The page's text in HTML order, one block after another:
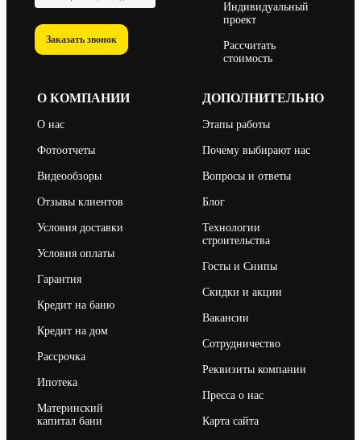
Заказать звонок
Индивидуальный
проект
Рассчитать
стоимость
О КОМПАНИИ
О нас
Фотоотчеты
Видеообзоры
Отзывы клиентов
Условия доставки
Условия оплаты
Гарантия
Кредит на баню
Кредит на дом
Рассрочка
Ипотека
Материнский
капитал бани
ДОПОЛНИТЕЛЬНО
Этапы работы
Почему выбирают нас
Вопросы и ответы
Блог
Технологии
строительства
Госты и Снипы
Скидки и акции
Вакансии
Сотрудничество
Реквизиты компании
Пресса о нас
Карта сайта